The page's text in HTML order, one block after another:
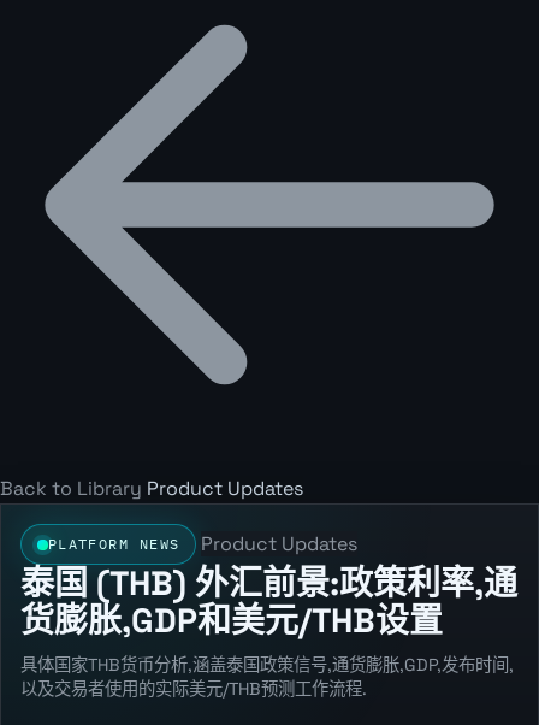
Back to Library Product Updates
PLATFORM NEWS Product Updates
泰国 (THB) 外汇前景:政策利率,通
货膨胀,GDP和美元/THB设置
具体国家THB货币分析,涵盖泰国政策信号,通货膨胀,GDP,发布时间,
以及交易者使用的实际美元/THB预测工作流程.